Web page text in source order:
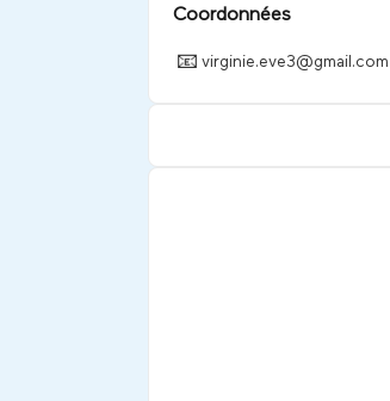
Coordonnées
📧 virginie.eve3@gmail.com